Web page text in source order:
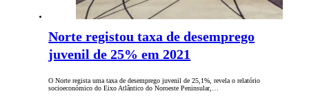
Norte registou taxa de desemprego
juvenil de 25% em 2021
O Norte regista uma taxa de desemprego juvenil de 25,1%, revela o relatório
socioeconómico do Eixo Atlântico do Noroeste Peninsular,…